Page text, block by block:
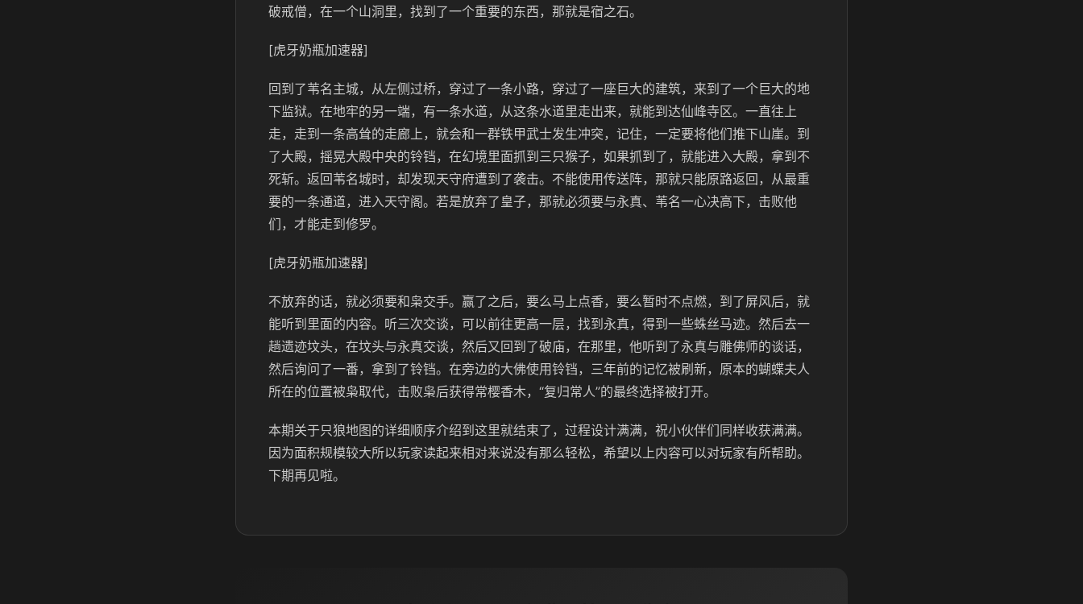
破戒僧，在一个山洞里，找到了一个重要的东西，那就是宿之石。
[虎牙奶瓶加速器]
回到了苇名主城，从左侧过桥，穿过了一条小路，穿过了一座巨大的建筑，来到了一个巨大的地
下监狱。在地牢的另一端，有一条水道，从这条水道里走出来，就能到达仙峰寺区。一直往上
走，走到一条高耸的走廊上，就会和一群铁甲武士发生冲突，记住，一定要将他们推下山崖。到
了大殿，摇晃大殿中央的铃铛，在幻境里面抓到三只猴子，如果抓到了，就能进入大殿，拿到不
死斩。返回苇名城时，却发现天守府遭到了袭击。不能使用传送阵，那就只能原路返回，从最重
要的一条通道，进入天守阁。若是放弃了皇子，那就必须要与永真、苇名一心决高下，击败他
们，才能走到修罗。
[虎牙奶瓶加速器]
不放弃的话，就必须要和枭交手。赢了之后，要么马上点香，要么暂时不点燃，到了屏风后，就
能听到里面的内容。听三次交谈，可以前往更高一层，找到永真，得到一些蛛丝马迹。然后去一
趟遗迹坟头，在坟头与永真交谈，然后又回到了破庙，在那里，他听到了永真与雕佛师的谈话，
然后询问了一番，拿到了铃铛。在旁边的大佛使用铃铛，三年前的记忆被刷新，原本的蝴蝶夫人
所在的位置被枭取代，击败枭后获得常樱香木，“复归常人”的最终选择被打开。
本期关于只狼地图的详细顺序介绍到这里就结束了，过程设计满满，祝小伙伴们同样收获满满。
因为面积规模较大所以玩家读起来相对来说没有那么轻松，希望以上内容可以对玩家有所帮助。
下期再见啦。